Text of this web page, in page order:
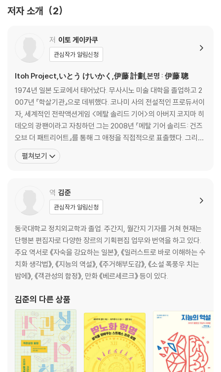
저자 소개 2
저 이토 게이카쿠
관심작가 알림신청
Itoh Project,いとう けいかく,伊藤 計劃,본명 : 伊藤 聰
1974년 일본 도쿄에서 태어났다. 무사시노 미술 대학을 졸업하고 2
007년 『학살기관』으로 데뷔했다. 코나미 사의 전설적인 프로듀서이
자, 세계적인 전략액션게임 <메탈 솔리드 기어>의 아버지 코지마 히
데오의 광팬이라고 자칭하던 그는 2008년 『메탈 기어 솔리드: 건즈
오브 더 패트리어트』를 통해 그 애정을 직접적으로 표출했다. 그리고
두번째 오리지널 장편소설 인 『세기말 하모니』를 출간한다. 이 책은
데뷔부터 세간의 관심을 받아온 저자의 신작답게 치밀한 배경 설정과
펼쳐보기
역 김준
관심작가 알림신청
동국대학교 정치외교학과 졸업. 주간지, 월간지 기자를 거쳐 현재는
단행본 편집자로 다양한 장르의 기획편집 업무와 번역을 하고 있다.
주요 역서로 《자숙을 강요하는 일본》, 《일러스트로 바로 이해하는 수
치화 생각법》, 《지능의 역설》, 《주거해부도감》, 《소설 폭풍우 치는
밤에》, 《객관성의 함정》, 만화 《베르세르크》 등이 있다.
김준의 다른 상품